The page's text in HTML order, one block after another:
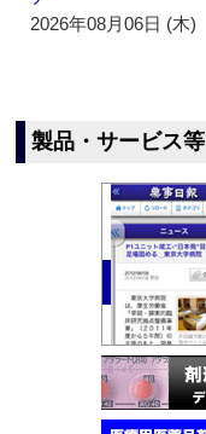
2026年08月06日 (木)
製品・サービス等